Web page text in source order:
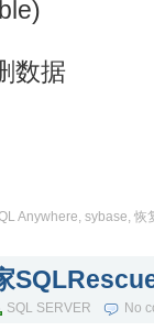
数据
Anywhere, sybase, 恢
SQL SERVER No